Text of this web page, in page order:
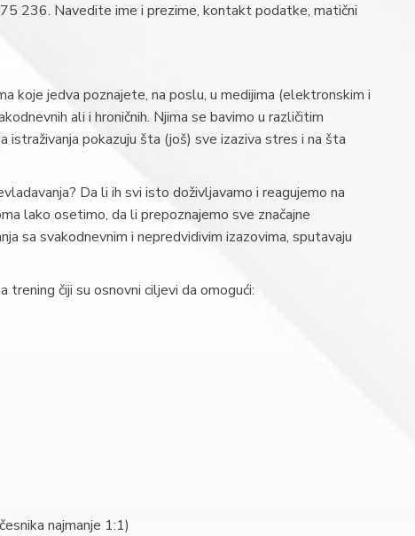
Navedite ime i prezime, kontakt podatke, matični
koje jedva poznajete, na poslu, u medijima (elektronskim i
ali i hroničnih. Njima se bavimo u različitim
istraživanja pokazuju šta (još) sve izaziva stres i na šta
Da li ih svi isto doživljavamo i reagujemo na
lako osetimo, da li prepoznajemo sve značajne
sa svakodnevnim i nepredvidivim izazovima, sputavaju
čiji su osnovni ciljevi da omogući:
najmanje 1:1)